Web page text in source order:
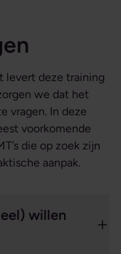
levert deze training
we dat het
vragen. In deze
voorkomende
die op zoek zijn
aanpak.
willen